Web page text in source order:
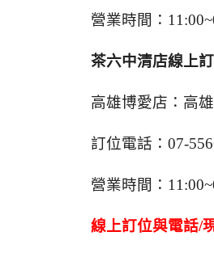
營業時間：
茶六中清店線上
高雄博愛店：高
訂位電話：07-
營業時間：
線上訂位與電話/